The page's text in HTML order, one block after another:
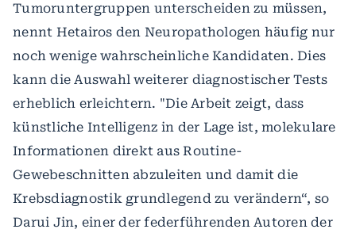
Tumoruntergruppen unterscheiden zu müssen,
nennt Hetairos den Neuropathologen häufig nur
noch wenige wahrscheinliche Kandidaten. Dies
kann die Auswahl weiterer diagnostischer Tests
erheblich erleichtern. "Die Arbeit zeigt, dass
künstliche Intelligenz in der Lage ist, molekulare
Informationen direkt aus Routine-
Gewebeschnitten abzuleiten und damit die
Krebsdiagnostik grundlegend zu verändern“, so
Darui Jin, einer der federführenden Autoren der